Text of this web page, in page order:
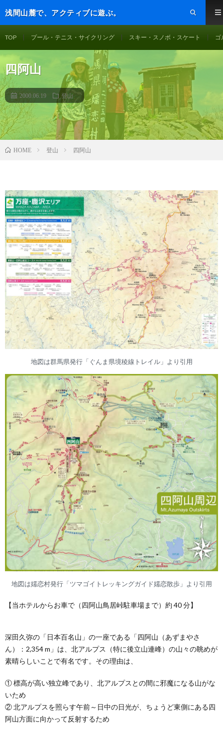
浅間山麓で、アクティブに遊ぶ。
TOP プール・テニス・サイクリング スキー・スノボ・スケート ゴ
四阿山
2000.06.19 登山
HOME 登山 四阿山
地図は群馬県発行「ぐんま県境稜線トレイル」より引用
地図は嬬恋村発行「ツマゴイトレッキングガイド嬬恋散歩」より引用
【当ホテルからお車で（四阿山鳥居峠駐車場まで）約 40 分】
深田久弥の「日本百名山」の一座である「四阿山（あずまやさ
ん）：2,354 m」は、北アルプス（特に後立山連峰）の山々の眺めが
素晴らしいことで有名です。その理由は、
① 標高が高い独立峰であり、北アルプスとの間に邪魔になる山がな
いため
② 北アルプスを照らす午前～日中の日光が、ちょうど東側にある四
阿山方面に向かって反射するため